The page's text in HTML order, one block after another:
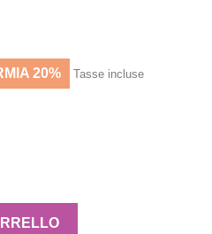
20% Tasse incluse